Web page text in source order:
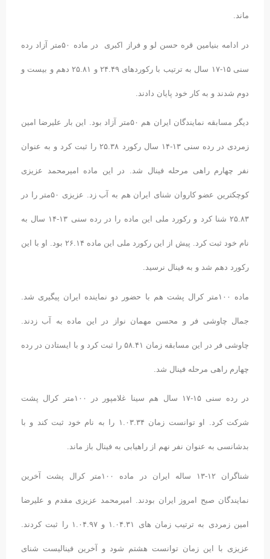
ماند.
در ادامه بنیامین قره حسن لو و فراز اکبری در ماده ۵۰متر آزاد رده
سنی ۱۵-۱۷ سال به ترتیب با رکوردهای ۲۴.۴۹ و ۲۵.۸۱ دهم و بیست و
دوم شدند و به کار خود پایان دادند.
دیگر مسابقه نمایندگان ایران هم ۵۰متر آزاد بود. این بار علیرضا امین
زمردی در رده سنی ۱۳-۱۴ سال رکورد ۲۵.۳۸ را ثبت کرد و به عنوان
نفر چهارم راهی مرحله فینال شد. در این ماده امیرمحمد عزیزی
کوچکترین عضو کاروان شنای ایران هم به آب زد. عزیزی ۵۰متر را در
۲۵.۸۳ شنا کرد و رکورد ملی این ماده را در رده سنی ۱۳-۱۴ سال به
نام خود ثبت کرد. پیش از این رکورد ملی این ماده ۲۶.۱۴ بود. او با این
رکورد دهم شد و به فینال نرسید.
ماده ۱۰۰متر کرال پشت هم با حضور دو نماینده ایران پیگیری شد.
جمال چاوشی فر و محسن مهمان نواز در این ماده به آب زدند.
چاوشی فر در این مسابقه زمان ۵۸.۴۱ را ثبت کرد و با ایستادن در رده
چهارم راهی مرحله فینال شد.
در رده سنی ۱۵-۱۷ سال هم سینا غلامپور در ۱۰۰متر کرال پشت
شرکت کرد. او توانست زمان ۱.۰۳.۳۴ را به نام خود ثبت کند و با
بدشانسی به عنوان نفر نهم از راهیابی به فینال باز ماند.
شناگران ۱۲-۱۳ ساله ایران در ماده ۱۰۰متر کرال پشت آخرین
نمایندگان صبح امروز ایران بودند. امیرمحمد عزیزی مقدم و علیرضا
امین زمردی به ترتیب زمان های ۱.۰۴.۳۱ و ۱.۰۴.۹۷ را ثبت کردند.
عزیزی با این زمان توانست هشتم شود و آخرین فینالیست شنای